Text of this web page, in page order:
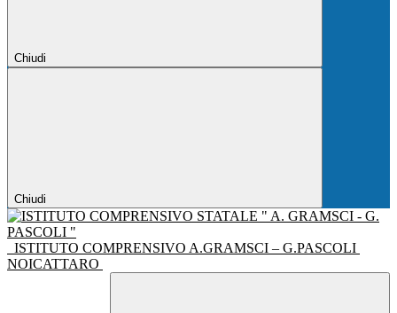
Chiudi
Chiudi
ISTITUTO COMPRENSIVO A.GRAMSCI – G.PASCOLI
NOICATTARO